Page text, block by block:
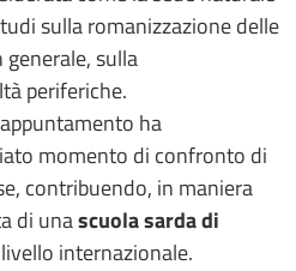
sulla romanizzazione delle
sulla
periferiche.
ha
momento di confronto di
contribuendo, in maniera
di unascuola sarda di
internazionale.